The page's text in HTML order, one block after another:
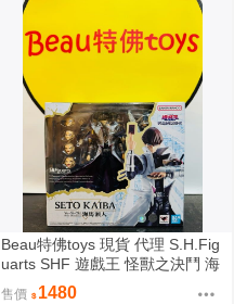
Beau特佛toys 現貨 代理 S.H.Fig
uarts SHF 遊戲王 怪獸之決鬥 海
馬瀬人 0209
售價 1480